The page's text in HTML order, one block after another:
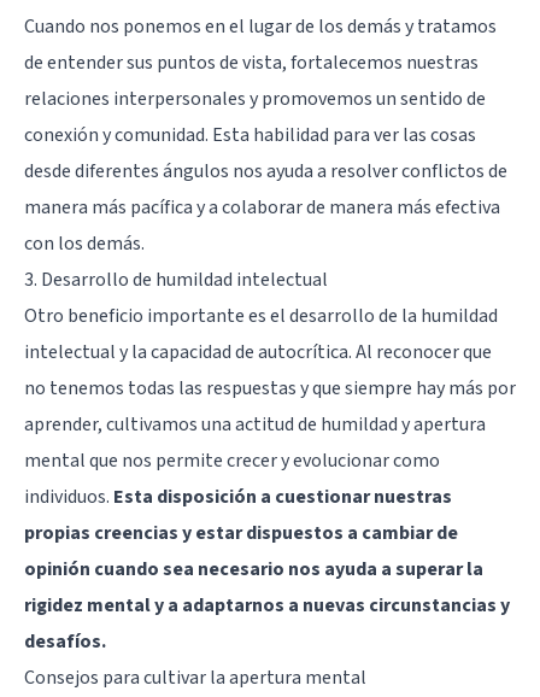
Cuando nos ponemos en el lugar de los demás y tratamos
de entender sus puntos de vista, fortalecemos nuestras
relaciones interpersonales y promovemos un sentido de
conexión y comunidad. Esta habilidad para ver las cosas
desde diferentes ángulos nos ayuda a resolver conflictos de
manera más pacífica y a colaborar de manera más efectiva
con los demás.
3. Desarrollo de humildad intelectual
Otro beneficio importante es el desarrollo de la humildad
intelectual y la capacidad de autocrítica. Al reconocer que
no tenemos todas las respuestas y que siempre hay más por
aprender, cultivamos una actitud de humildad y apertura
mental que nos permite crecer y evolucionar como
individuos. Esta disposición a cuestionar nuestras
propias creencias y estar dispuestos a cambiar de
opinión cuando sea necesario nos ayuda a superar la
rigidez mental y a adaptarnos a nuevas circunstancias y
desafíos.
Consejos para cultivar la apertura mental